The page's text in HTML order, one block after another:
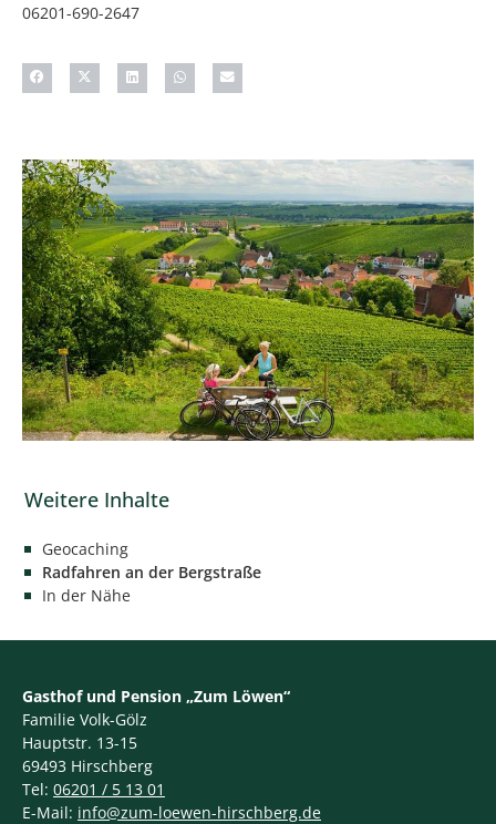
06201-690-2647
Geocaching
Radfahren an der Bergstraße
In der Nähe
Gasthof und Pension „Zum Löwen“
Familie Volk-Gölz
Hauptstr. 13-15
69493 Hirschberg
Tel: 06201 / 5 13 01
E-Mail: info@zum-loewen-hirschberg.de